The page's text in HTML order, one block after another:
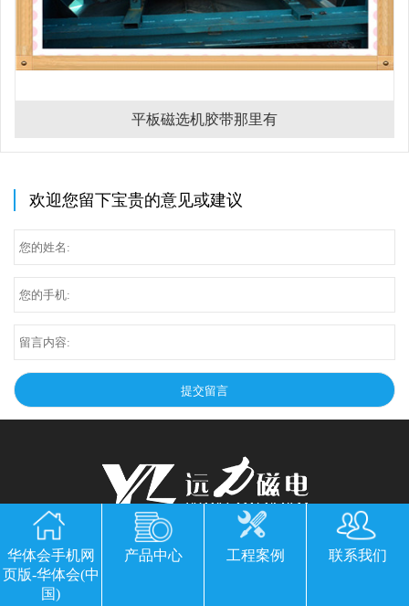
平板磁选机胶带那里有
欢迎您留下宝贵的意见或建议
华体会手机网页版-华体会(中国)
公司地址：山东临朐县经济开发区北环路
电话：13869611251 郭经理 微信同号
华体会手机网
页版-华体会(中
国)
产品中心 工程案例 联系我们